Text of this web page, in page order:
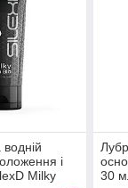
і
Milky
30